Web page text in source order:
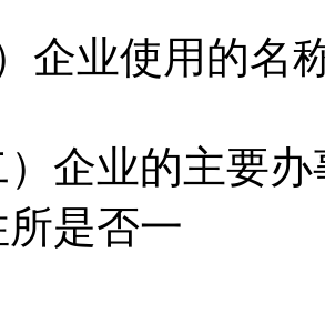
业使用的名
业的主要办
是否一